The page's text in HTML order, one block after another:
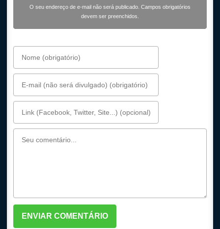
O seu endereço de e-mail não será publicado. Campos obrigatórios
devem ser preenchidos.